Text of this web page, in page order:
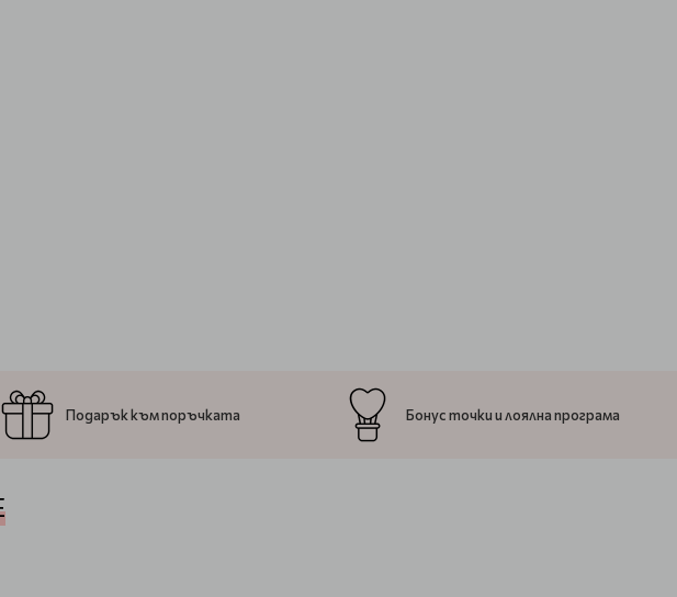
Подарък към поръчката Бонус точки и лоялна програма